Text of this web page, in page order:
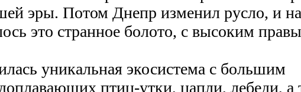
эры. Потом Днепр изменил русло, и на
это странное болото, с высоким
уникальная экосистема с большим
птиц-утки, цапли, лебеди, а